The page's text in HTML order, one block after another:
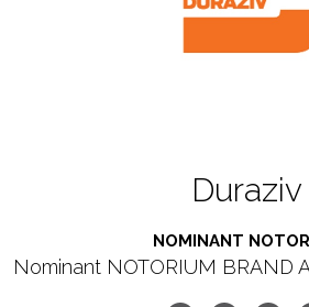
Duraziv
NOMINANT
Nominant NOTORIUM BRAND